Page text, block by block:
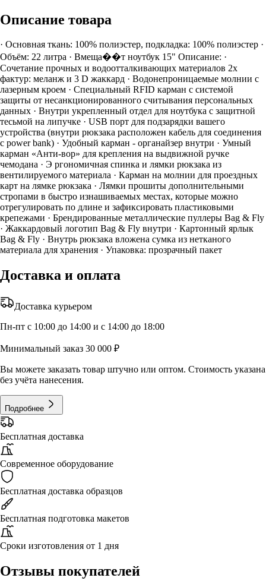
Описание товара
· Основная ткань: 100% полиэстер, подкладка: 100% полиэстер ·
Объём: 22 литра · Вмеща��т ноутбук 15" Описание: ·
Сочетание прочных и водоотталкивающих материалов 2х
фактур: меланж и 3 D жаккард · Водонепроницаемые молнии с
лазерным кроем · Специальный RFID карман с системой
защиты от несанкционированного считывания персональных
данных · Внутри укрепленный отдел для ноутбука с защитной
тесьмой на липучке · USB порт для подзарядки вашего
устройства (внутри рюкзака расположен кабель для соединения
с power bank) · Удобный карман - органайзер внутри · Умный
карман «Анти-вор» для крепления на выдвижной ручке
чемодана · Э ргономичная спинка и лямки рюкзака из
вентилируемого материала · Карман на молнии для проездных
карт на лямке рюкзака · Лямки прошиты дополнительными
стропами в быстро изнашиваемых местах, которые можно
отрегулировать по длине и зафиксировать пластиковыми
крепежами · Брендированные металлические пуллеры Bag & Fly
· Жаккардовый логотип Bag & Fly внутри · Картонный ярлык
Bag & Fly · Внутрь рюкзака вложена сумка из нетканого
материала для хранения · Упаковка: прозрачный пакет
Доставка и оплата
Доставка курьером
Пн-пт с 10:00 до 14:00 и с 14:00 до 18:00
Минимальный заказ 30 000 ₽
Вы можете заказать товар штучно или оптом. Стоимость указана
без учёта нанесения.
Подробнее
Бесплатная доставка
Современное оборудование
Бесплатная доставка образцов
Бесплатная подготовка макетов
Сроки изготовления от 1 дня
Отзывы покупателей